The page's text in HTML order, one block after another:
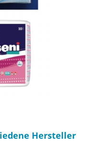
Hersteller